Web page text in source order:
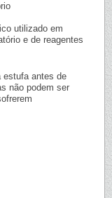
utilizado em
e de reagentes
estufa antes de
não podem ser